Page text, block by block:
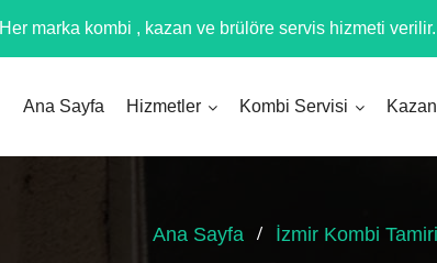
Her marka kombi , kazan ve brülöre servis hizmeti verilir.
Ana Sayfa Hizmetler Kombi Servisi
Ana Sayfa İzmir Kombi Tamiri